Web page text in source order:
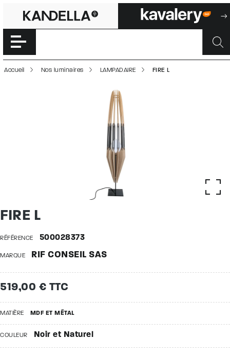
FIRE L |
Accéder directement au contenu de la page
Accueil Nos luminaires LAMPADAIRE FIRE L
FIRE L
RÉFÉRENCE 500028373
MARQUE RIF CONSEIL SAS
519,00 € TTC
MATIÈRE MDF ET MÉTAL
COULEUR Noir et Naturel